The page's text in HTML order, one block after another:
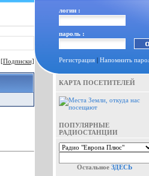
[Подписки]
логин :
пароль :
Регистрация | Напомнить
КАРТА ПОСЕТИТЕЛЕЙ
ПОПУЛЯРНЫЕ
РАДИОСТАНЦИИ
Остальное ЗДЕСЬ